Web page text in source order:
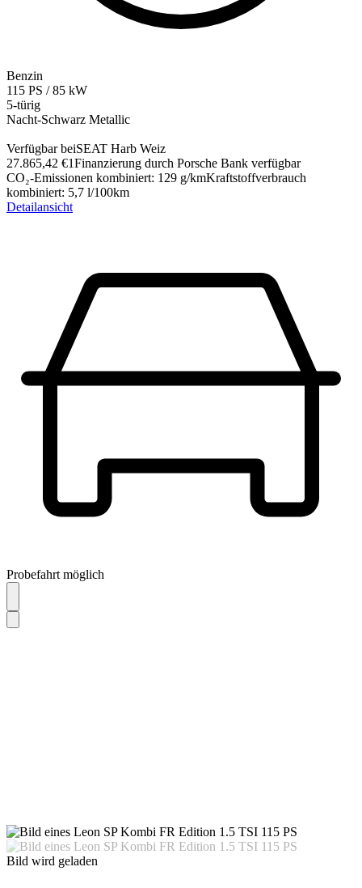
Benzin
115 PS / 85 kW
5-türig
Nacht-Schwarz Metallic
Verfügbar beiSEAT Harb Weiz
27.865,42 €1Finanzierung durch Porsche Bank verfügbar
CO₂-Emissionen kombiniert: 129 g/kmKraftstoffverbrauch
kombiniert: 5,7 l/100km
Detailansicht
Probefahrt möglich
Bild wird geladen